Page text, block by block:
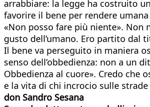
arrabbiare: la legge ha costruito
favorire il bene per rendere
«Non posso fare più niente». Non
gusto dell’umano. Ero partito dal
Il bene va perseguito in maniera
senso dell’obbedienza: non a un
Obbedienza al cuore». Credo
e la vita di chi incrocio sulle
don Sandro Sesana